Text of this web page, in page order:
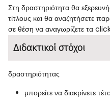
Στη δραστηριότητα θα
τίτλους και θα αναζητήσετε
σε θέση να αναγωρίζετε τα
Διδακτικοί στόχοι
δραστηριότητας
μπορείτε να διακρίνετε